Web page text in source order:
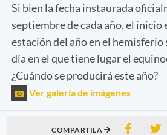
Si bien la fecha instaurada
septiembre de cada año, el inicio
estación del año en el hemisferio
día en el que tiene lugar el
¿Cuándo se producirá este año?
Ver galería de imágenes
COMPARTILA